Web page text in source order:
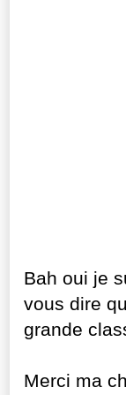
Bah oui je
vous dire
grande
Merci ma